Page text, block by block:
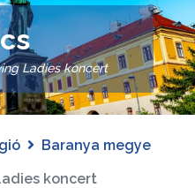
Ladies koncert
Baranya megye
koncert